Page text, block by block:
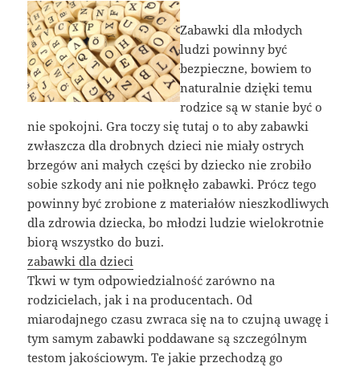
Zabawki dla młodych
ludzi powinny być
bezpieczne, bowiem to
naturalnie dzięki temu
rodzice są w stanie być o
nie spokojni. Gra toczy się tutaj o to aby zabawki
zwłaszcza dla drobnych dzieci nie miały ostrych
brzegów ani małych części by dziecko nie zrobiło
sobie szkody ani nie połknęło zabawki. Prócz tego
powinny być zrobione z materiałów nieszkodliwych
dla zdrowia dziecka, bo młodzi ludzie wielokrotnie
biorą wszystko do buzi.
zabawki dla dzieci
Tkwi w tym odpowiedzialność zarówno na
rodzicielach, jak i na producentach. Od
miarodajnego czasu zwraca się na to czujną uwagę i
tym samym zabawki poddawane są szczególnym
testom jakościowym. Te jakie przechodzą go